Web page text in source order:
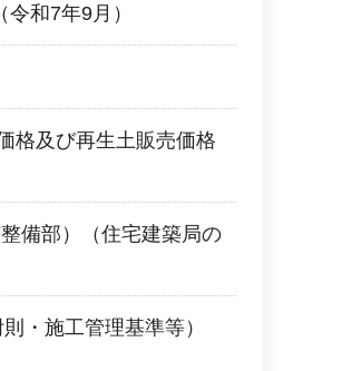
和7年9月）
及び再生土販売価格
備部）（住宅建築局の
・施工管理基準等）